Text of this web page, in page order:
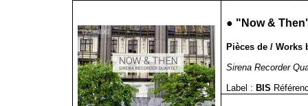
● " Now & Then
Pièces de /
Sirena Recorder
Label : BIS